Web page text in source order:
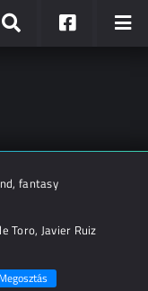
fantasy
Toro, Javier Ruiz
Megosztás